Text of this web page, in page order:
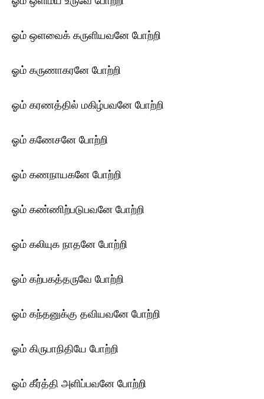
ஓம் ஒளவைக் கருளியவனே போற்றி
ஓம் கருணாகரனே போற்றி
ஓம் கரணத்தில் மகிழ்பவனே போற்றி
ஓம் கணேசனே போற்றி
ஓம் கணநாயகனே போற்றி
ஓம் கண்ணிற்படுபவனே போற்றி
ஓம் கலியுக நாதனே போற்றி
ஓம் கற்பகத்தருவே போற்றி
ஓம் கந்தனுக்கு தவியவனே போற்றி
ஓம் கிருபாநிதியே போற்றி
ஓம் கீர்த்தி அளிப்பவனே போற்றி